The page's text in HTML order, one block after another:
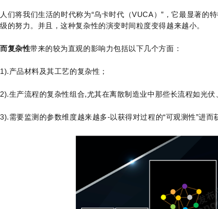
人们将我们生活的时代称为“乌卡时代（VUCA）”，它最显著的
级的努力。并且，这种复杂性的演变时间粒度变得越来越小。
而复杂性带来的较为直观的影响力包括以下几个方面：
1).产品材料及其工艺的复杂性；
2).生产流程的复杂性组合,尤其在离散制造业中那些长流程如光
3).需要监测的参数维度越来越多-以获得对过程的“可观测性”进而